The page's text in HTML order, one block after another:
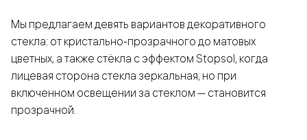
Мы предлагаем девять вариантов декоративного
стекла: от кристально-прозрачного до матовых
цветных, а также стёкла с эффектом Stopsol, когда
лицевая сторона стекла зеркальная, но при
включенном освещении за стеклом — становится
прозрачной.